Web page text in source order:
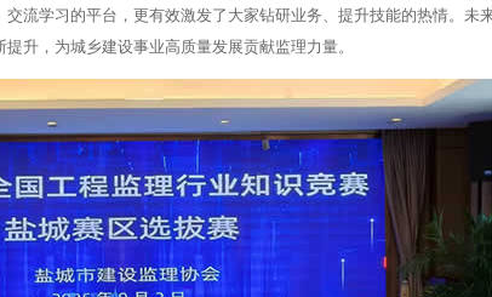
学习的平台，更有效激发了大家钻研业务、提升技能的热情。未
升，为城乡建设事业高质量发展贡献监理力量。